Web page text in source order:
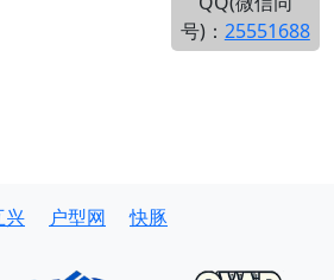
号)： 25551688
兴 户型网 快豚